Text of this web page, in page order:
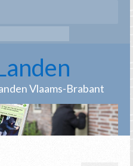
Vlaams-Brabant